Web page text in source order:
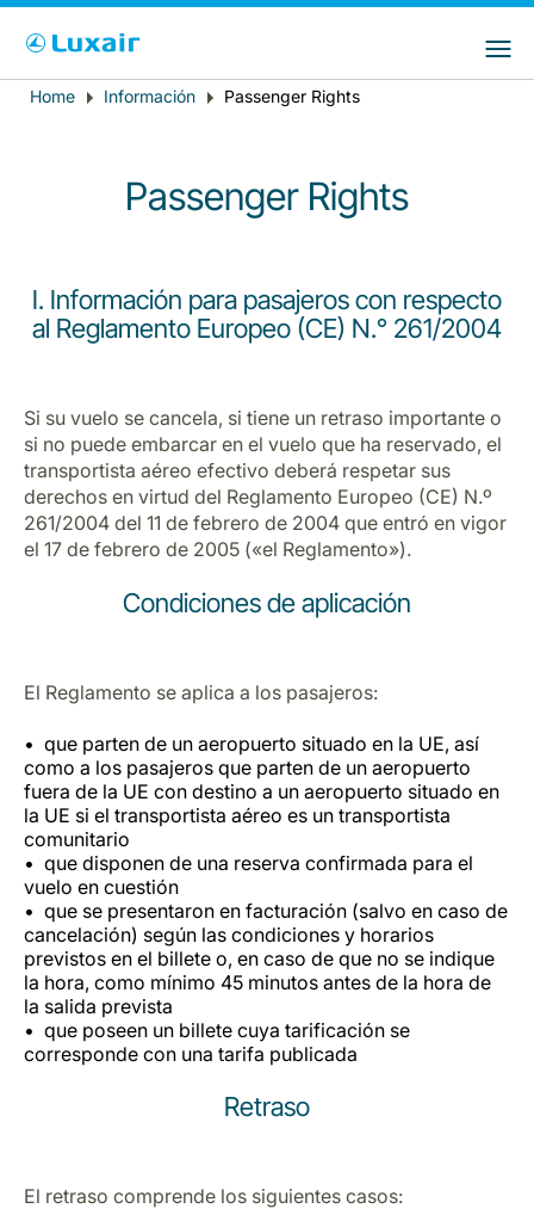
Grupo Luxair
Breadcrumb
Home Información Passenger Rights
Passenger Rights
I. Información para pasajeros con respecto
al Reglamento Europeo (CE) N.° 261/2004
Si su vuelo se cancela, si tiene un retraso importante o
si no puede embarcar en el vuelo que ha reservado, el
transportista aéreo efectivo deberá respetar sus
derechos en virtud del Reglamento Europeo (CE) N.º
261/2004 del 11 de febrero de 2004 que entró en vigor
el 17 de febrero de 2005 («el Reglamento»).
Condiciones de aplicación
El Reglamento se aplica a los pasajeros:
que parten de un aeropuerto situado en la UE, así
como a los pasajeros que parten de un aeropuerto
fuera de la UE con destino a un aeropuerto situado en
la UE si el transportista aéreo es un transportista
comunitario
que disponen de una reserva confirmada para el
vuelo en cuestión
que se presentaron en facturación (salvo en caso de
cancelación) según las condiciones y horarios
previstos en el billete o, en caso de que no se indique
la hora, como mínimo 45 minutos antes de la hora de
la salida prevista
que poseen un billete cuya tarificación se
corresponde con una tarifa publicada
Retraso
El retraso comprende los siguientes casos: